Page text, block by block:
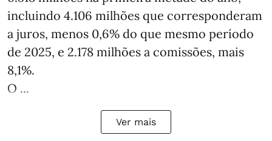
incluindo 4.106 milhões que corresponderam
a juros, menos 0,6% do que mesmo período
de 2025, e 2.178 milhões a comissões, mais
8,1%.
O ...
Ver mais